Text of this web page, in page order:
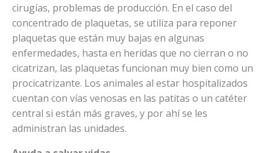
cirugías, problemas de producción. En el caso del
concentrado de plaquetas, se utiliza para reponer
plaquetas que están muy bajas en algunas
enfermedades, hasta en heridas que no cierran o no
cicatrizan, las plaquetas funcionan muy bien como un
procicatrizante. Los animales al estar hospitalizados
cuentan con vías venosas en las patitas o un catéter
central si están más graves, y por ahí se les
administran las unidades.